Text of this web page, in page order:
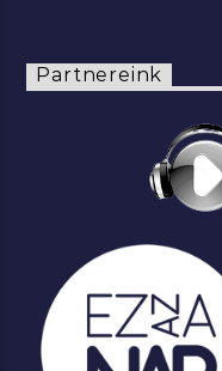
Partnereink